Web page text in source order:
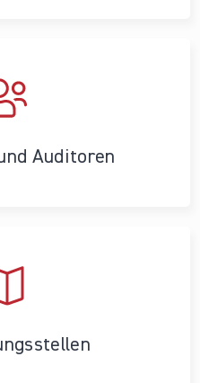
Auditoren